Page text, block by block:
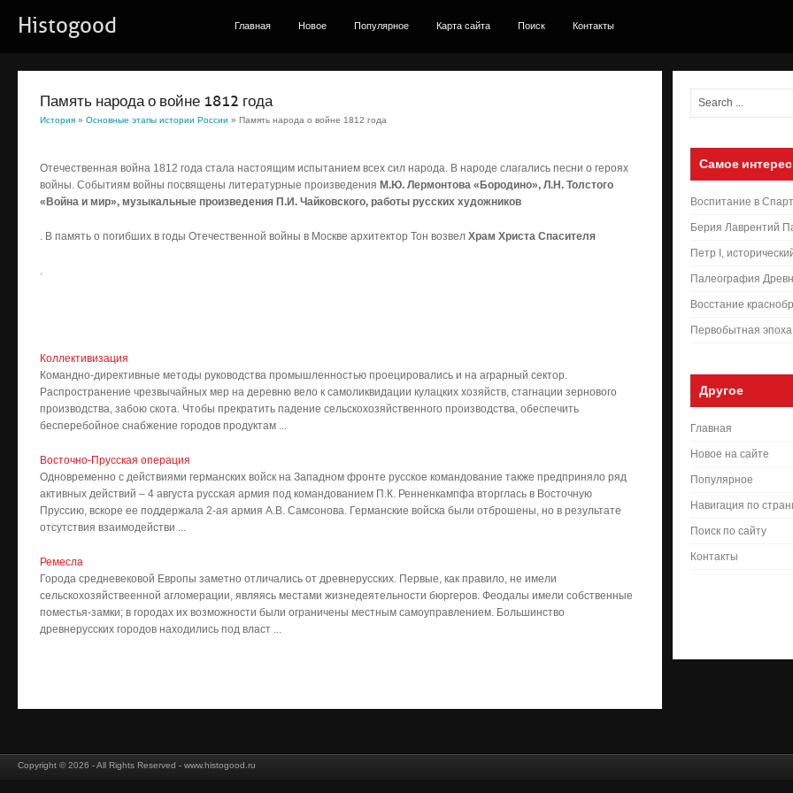
Histogood Главная Новое Популярное Карта сайта Поиск Контакты
Память народа о войне 1812 года
История » Основные этапы истории России » Память народа о войне 1812 года
Отечественная война 1812 года стала настоящим испытанием всех сил народа. В народе слагались песни о героях
войны. Событиям войны посвящены литературные произведения М.Ю. Лермонтова «Бородино», Л.Н. Толстого
«Война и мир», музыкальные произведения П.И. Чайковского, работы русских художников
. В память о погибших в годы Отечественной войны в Москве архитектор Тон возвел Храм Христа Спасителя
.
Коллективизация
Командно-директивные методы руководства промышленностью проецировались и на аграрный сектор.
Распространение чрезвычайных мер на деревню вело к самоликвидации кулацких хозяйств, стагнации зернового
производства, забою скота. Чтобы прекратить падение сельскохозяйственного производства, обеспечить
бесперебойное снабжение городов продуктам ...
Восточно-Прусская операция
Одновременно с действиями германских войск на Западном фронте русское командование также предприняло ряд
активных действий – 4 августа русская армия под командованием П.К. Ренненкампфа вторглась в Восточную
Пруссию, вскоре ее поддержала 2-ая армия А.В. Самсонова. Германские войска были отброшены, но в результате
отсутствия взаимодействи ...
Ремесла
Города средневековой Европы заметно отличались от древнерусских. Первые, как пра­ви­ло, не имели
сельскохозяйствеенной агломерации, являясь местами жизнедеятельности бюргеров. Феодалы имели собственные
поместья-замки; в городах их возможности были ограничены местным самоуправлением. Большинство
древнерусских городов находились под власт ...
Самое
Воспитание в
Берия Лаврентий
Петр I,
Палеография
Восстание
Первобытная
Другое
Главная
Новое на сайте
Популярное
Навигация по
Поиск по сайту
Контакты
Copyright © 2026 - All Rights Reserved - www.histogood.ru